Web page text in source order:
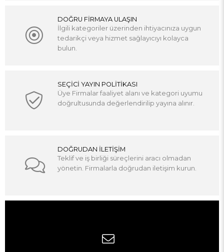
DOĞRU FİRMAYA ULAŞIN
İlgili kategoriler üzerinden ihtiyacınıza uygun
tedarikçi veya hizmet sağlayıcıyı kolayca
bulun.
SEÇİCİ YAYIN POLİTİKASI
Üye Firmalar faaliyet alanı ve kategori uyumu
doğrultusunda değerlendirilip yayına alınır.
DOĞRUDAN İLETİŞİM
Teklif ve iş birliği süreçlerini aracı olmadan
yönetin. Firmalarla doğrudan iletişim kurun.